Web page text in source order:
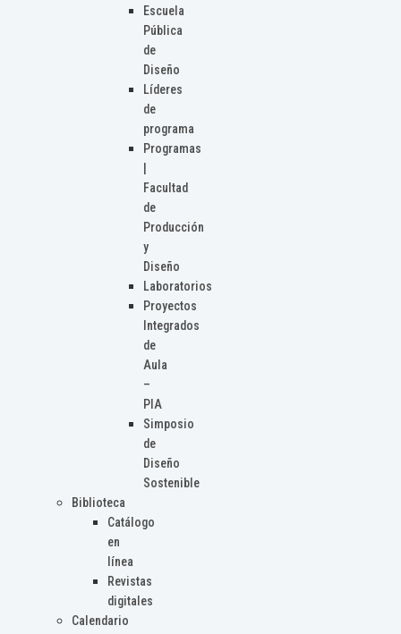
Escuela
Pública
de
Diseño
Líderes
de
programa
Programas
Facultad
de
Producción
y
Diseño
Laboratorios
Proyectos
Integrados
de
Aula
–
PIA
Simposio
de
Diseño
Sostenible
Biblioteca
Catálogo
en
línea
Revistas
digitales
Calendario